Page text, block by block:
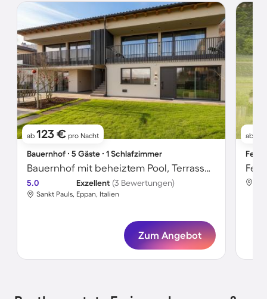
ab 123 € pro Nacht
Bauernhof ∙ 5 Gäste ∙ 1 Schlafzimmer
Bauernhof mit beheiztem Pool, Terrasse und Sauna | Bergblick
5.0 Exzellent (3 Bewertungen)
Sankt Pauls, Eppan, Italien
Zum Angebot
ab